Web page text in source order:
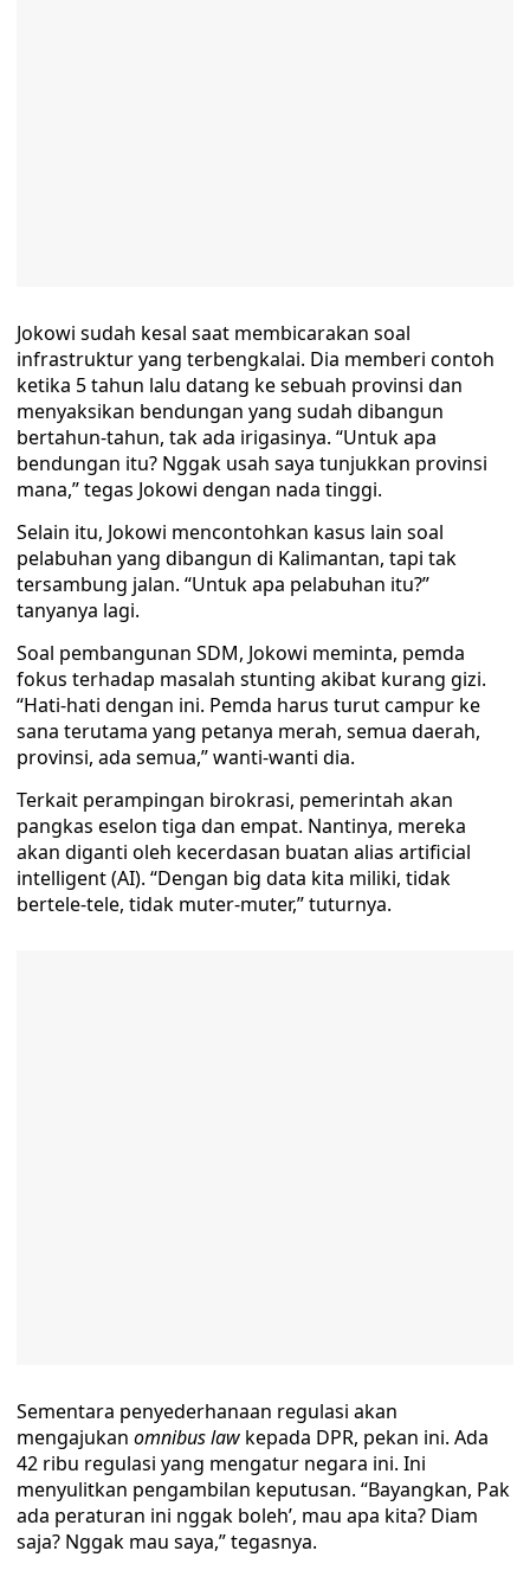
Jokowi sudah kesal saat membicarakan soal
infrastruktur yang terbengkalai. Dia memberi contoh
ketika 5 tahun lalu datang ke sebuah provinsi dan
menyaksikan bendungan yang sudah dibangun
bertahun-tahun, tak ada irigasinya. “Untuk apa
bendungan itu? Nggak usah saya tunjukkan provinsi
mana,” tegas Jokowi dengan nada tinggi.
Selain itu, Jokowi mencontohkan kasus lain soal
pelabuhan yang dibangun di Kalimantan, tapi tak
tersambung jalan. “Untuk apa pelabuhan itu?”
tanyanya lagi.
Soal pembangunan SDM, Jokowi meminta, pemda
fokus terhadap masalah stunting akibat kurang gizi.
“Hati-hati dengan ini. Pemda harus turut campur ke
sana terutama yang petanya merah, semua daerah,
provinsi, ada semua,” wanti-wanti dia.
Terkait perampingan birokrasi, pemerintah akan
pangkas eselon tiga dan empat. Nantinya, mereka
akan diganti oleh kecerdasan buatan alias artificial
intelligent (AI). “Dengan big data kita miliki, tidak
bertele-tele, tidak muter-muter,” tuturnya.
Sementara penyederhanaan regulasi akan
mengajukan omnibuslaw kepada DPR, pekan ini. Ada
42 ribu regulasi yang mengatur negara ini. Ini
menyulitkan pengambilan keputusan. “Bayangkan, Pak
ada peraturan ini nggak boleh’, mau apa kita? Diam
saja? Nggak mau saya,” tegasnya.